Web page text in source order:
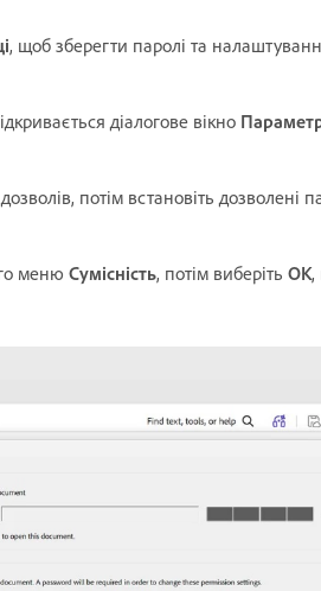
, щоб зберегти паролі та
діалогове вікно
потім встановіть дозволені
меню Сумісність, потім виберіть OK,